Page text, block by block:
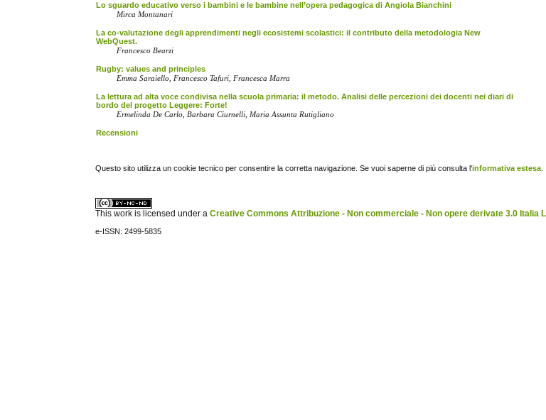
Lo sguardo educativo verso i bambini e le bambine nell’opera pedagogica di Angiola Bianchini
Mirca Montanari
La co-valutazione degli apprendimenti negli ecosistemi scolastici: il contributo della metodologia New
WebQuest.
Francesco Bearzi
Rugby: values and principles
Emma Saraiello, Francesco Tafuri, Francesca Marra
La lettura ad alta voce condivisa nella scuola primaria: il metodo. Analisi delle percezioni dei docenti nei diari di
bordo del progetto Leggere: Forte!
Ermelinda De Carlo, Barbara Ciurnelli, Maria Assunta Rutigliano
Recensioni
Questo sito utilizza un cookie tecnico per consentire la corretta navigazione. Se vuoi saperne di più consulta l'informativa estesa
This work is licensed under aCreative Commons Attribuzione - Non commerciale - Non opere derivate 3.0 Italia
e-ISSN: 2499-5835